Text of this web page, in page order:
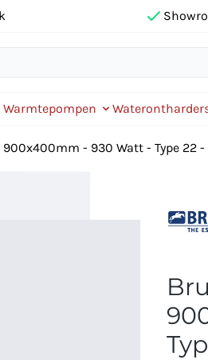
Warmtepompen
- 930 Watt - Type 22